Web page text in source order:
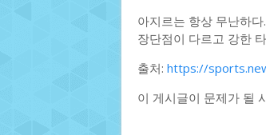
아지르는 항상 무난하
장단점이 다르고 강한
출처: https://
이 게시글이 문제가 될